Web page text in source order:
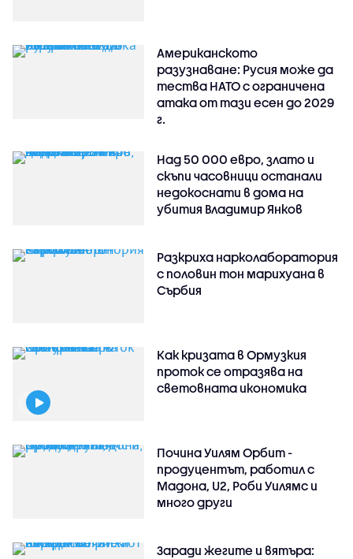
Американското
разузнаване: Русия може да
тества НАТО с ограничена
атака от тази есен до 2029
г.
Над 50 000 евро, злато и
скъпи часовници останали
недокоснати в дома на
убития Владимир Янков
Разкриха нарколаборатория
с половин тон марихуана в
Сърбия
Как кризата в Ормузкия
проток се отразява на
световната икономика
Почина Уилям Орбит -
продуцентът, работил с
Мадона, U2, Роби Уилямс и
много други
Заради жегите и вятъра: